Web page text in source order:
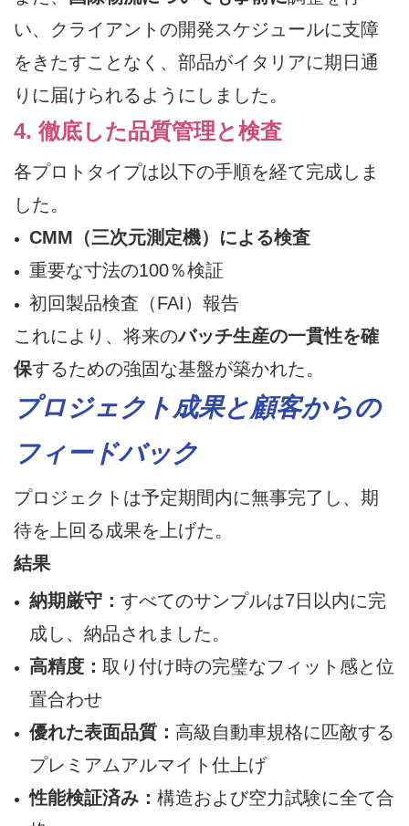
い、クライアントの開発スケジュールに支障
をきたすことなく、部品がイタリアに期日通
りに届けられるようにしました。
4. 徹底した品質管理と検査
各プロトタイプは以下の手順を経て完成しま
した。
CMM（三次元測定機）による検査
重要な寸法の100％検証
初回製品検査（FAI）報告
これにより、将来のバッチ生産の一貫性を確
保するための強固な基盤が築かれた。
プロジェクト成果と顧客からの
フィードバック
プロジェクトは予定期間内に無事完了し、期
待を上回る成果を上げた。
結果
納期厳守： すべてのサンプルは7日以内に完
成し、納品されました。
高精度： 取り付け時の完璧なフィット感と位
置合わせ
優れた表面品質： 高級自動車規格に匹敵する
プレミアムアルマイト仕上げ
性能検証済み： 構造および空力試験に全て合